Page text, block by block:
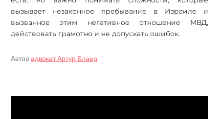
вызывает незаконное пребывание в Израиле и
вызванное этим негативное отношение МВД,
действовать грамотно и не допускать ошибок.
Авторадвокат Артур Блаер